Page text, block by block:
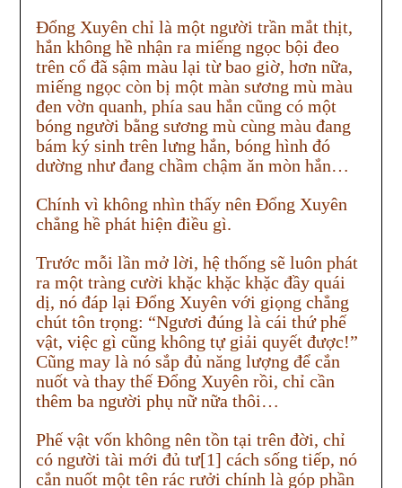
Đổng Xuyên chỉ là một người trần mắt thịt,
hắn không hề nhận ra miếng ngọc bội đeo
trên cổ đã sậm màu lại từ bao giờ, hơn nữa,
miếng ngọc còn bị một màn sương mù màu
đen vờn quanh, phía sau hắn cũng có một
bóng người bằng sương mù cùng màu đang
bám ký sinh trên lưng hắn, bóng hình đó
dường như đang chầm chậm ăn mòn hắn…
Chính vì không nhìn thấy nên Đổng Xuyên
chẳng hề phát hiện điều gì.
Trước mỗi lần mở lời, hệ thống sẽ luôn phát
ra một tràng cười khặc khặc khặc đầy quái
dị, nó đáp lại Đổng Xuyên với giọng chẳng
chút tôn trọng: “Ngươi đúng là cái thứ phế
vật, việc gì cũng không tự giải quyết được!”
Cũng may là nó sắp đủ năng lượng để cắn
nuốt và thay thế Đổng Xuyên rồi, chỉ cần
thêm ba người phụ nữ nữa thôi…
Phế vật vốn không nên tồn tại trên đời, chỉ
có người tài mới đủ tư[1] cách sống tiếp, nó
cắn nuốt một tên rác rưởi chính là góp phần